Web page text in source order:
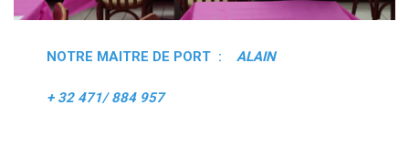
NOTRE MAITRE DE PORT : ALAIN
+ 32 471/ 884 957